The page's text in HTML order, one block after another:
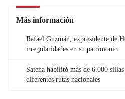
Más información
Rafael Guzmán, expresidente de
irregularidades en su patrimonio
Satena habilitó más de 6.000
diferentes rutas nacionales